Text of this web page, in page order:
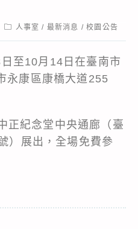
Post人事室 / 最新消息 / 校園公告
至10月14日在臺南市
永康區康橋大道255
正紀念堂中央通廊（臺
）展出，全場免費參